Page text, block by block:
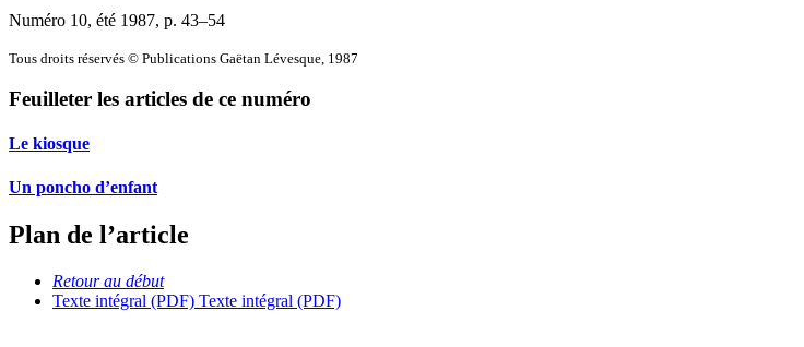
Numéro 10, été 1987, p. 43–54
Tous droits réservés © Publications Gaëtan Lévesque, 1987
Feuilleter les articles de ce numéro
Le kiosque
Un poncho d’enfant
Plan de l’article
Retour au début
Texte intégral (PDF) Texte intégral (PDF)